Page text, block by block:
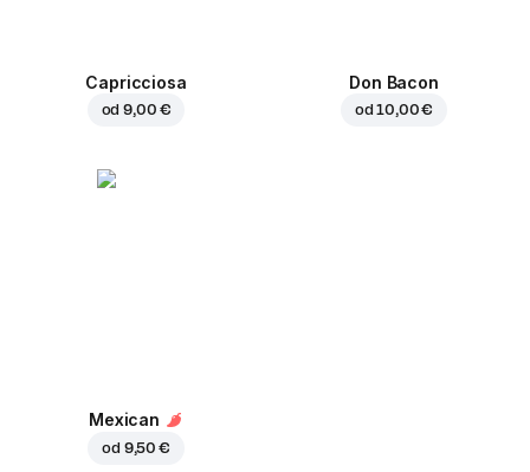
Capricciosa
od9,00 €
Don Bacon
od10,00 €
Mexican
od 9,50 €